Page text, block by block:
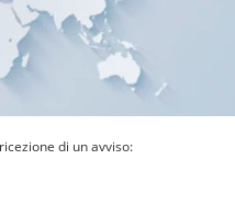
di un avviso: